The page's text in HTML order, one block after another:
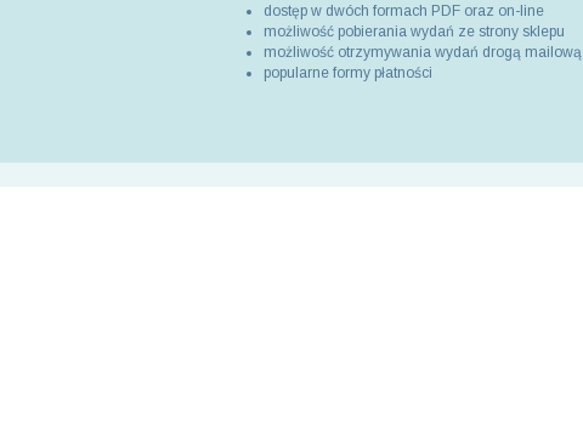
dostęp w dwóch formach PDF oraz on-line
możliwość pobierania wydań ze strony sklepu
możliwość otrzymywania wydań drogą mailową
popularne formy płatności